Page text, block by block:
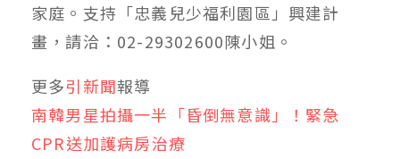
家庭。支持「忠義兒少福利園區」興建計
畫，請洽：02-29302600陳小姐。
更多引新聞報導
南韓男星拍攝一半「昏倒無意識」！緊急
CPR送加護病房治療